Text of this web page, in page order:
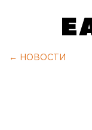
← НОВОСТИ